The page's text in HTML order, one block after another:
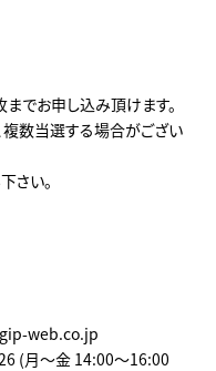
でお申し込み頂けます。
数当選する場合がござい
さい。
web.co.jp
(月～金 14:00～16:00